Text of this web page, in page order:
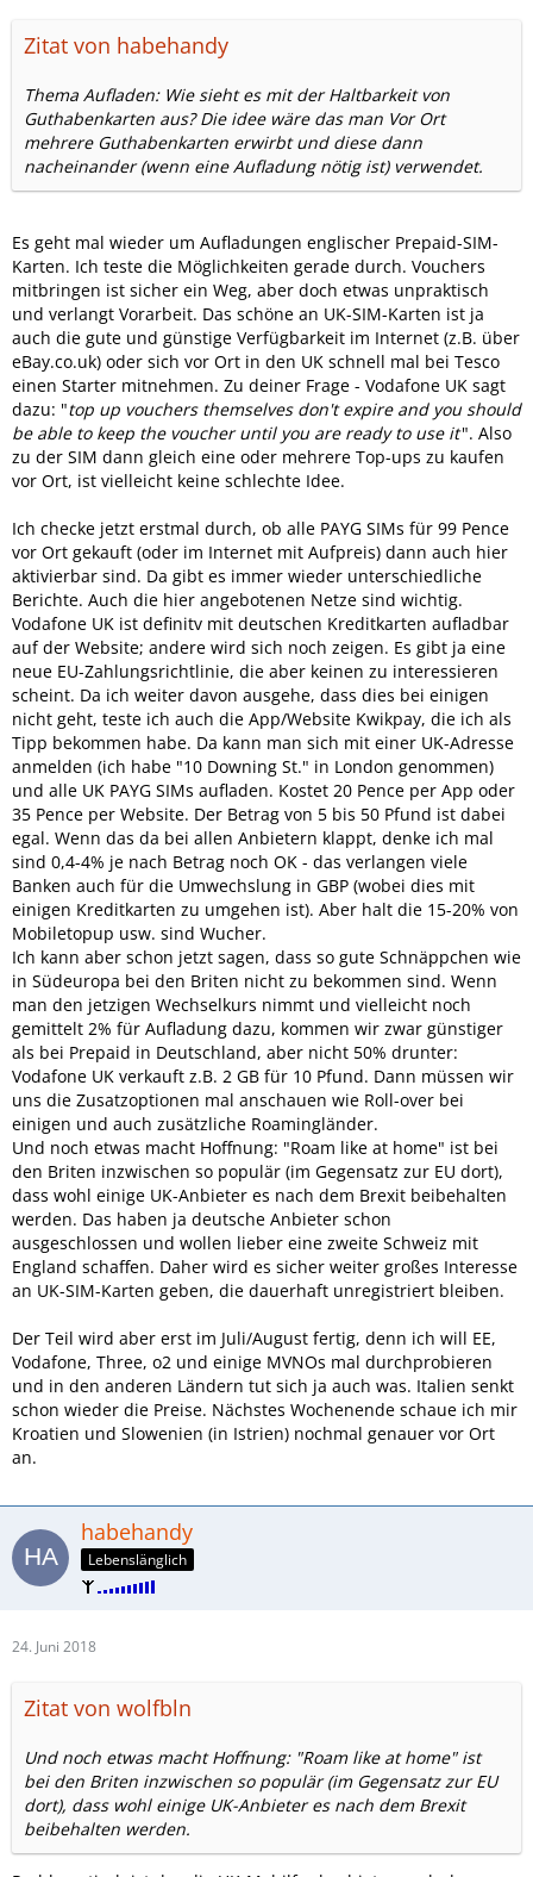
Zitat von habehandy
Thema Aufladen: Wie sieht es mit der Haltbarkeit von
Guthabenkarten aus? Die idee wäre das man Vor Ort
mehrere Guthabenkarten erwirbt und diese dann
nacheinander (wenn eine Aufladung nötig ist) verwendet.
Es geht mal wieder um Aufladungen englischer Prepaid-SIM-
Karten. Ich teste die Möglichkeiten gerade durch. Vouchers
mitbringen ist sicher ein Weg, aber doch etwas unpraktisch
und verlangt Vorarbeit. Das schöne an UK-SIM-Karten ist ja
auch die gute und günstige Verfügbarkeit im Internet (z.B. über
eBay.co.uk) oder sich vor Ort in den UK schnell mal bei Tesco
einen Starter mitnehmen. Zu deiner Frage - Vodafone UK sagt
dazu: "top up vouchers themselves don't expire and you should
be able to keep the voucher until you are ready to use it". Also
zu der SIM dann gleich eine oder mehrere Top-ups zu kaufen
vor Ort, ist vielleicht keine schlechte Idee.
Ich checke jetzt erstmal durch, ob alle PAYG SIMs für 99 Pence
vor Ort gekauft (oder im Internet mit Aufpreis) dann auch hier
aktivierbar sind. Da gibt es immer wieder unterschiedliche
Berichte. Auch die hier angebotenen Netze sind wichtig.
Vodafone UK ist definitv mit deutschen Kreditkarten aufladbar
auf der Website; andere wird sich noch zeigen. Es gibt ja eine
neue EU-Zahlungsrichtlinie, die aber keinen zu interessieren
scheint. Da ich weiter davon ausgehe, dass dies bei einigen
nicht geht, teste ich auch die App/Website Kwikpay, die ich als
Tipp bekommen habe. Da kann man sich mit einer UK-Adresse
anmelden (ich habe "10 Downing St." in London genommen)
und alle UK PAYG SIMs aufladen. Kostet 20 Pence per App oder
35 Pence per Website. Der Betrag von 5 bis 50 Pfund ist dabei
egal. Wenn das da bei allen Anbietern klappt, denke ich mal
sind 0,4-4% je nach Betrag noch OK - das verlangen viele
Banken auch für die Umwechslung in GBP (wobei dies mit
einigen Kreditkarten zu umgehen ist). Aber halt die 15-20% von
Mobiletopup usw. sind Wucher.
Ich kann aber schon jetzt sagen, dass so gute Schnäppchen wie
in Südeuropa bei den Briten nicht zu bekommen sind. Wenn
man den jetzigen Wechselkurs nimmt und vielleicht noch
gemittelt 2% für Aufladung dazu, kommen wir zwar günstiger
als bei Prepaid in Deutschland, aber nicht 50% drunter:
Vodafone UK verkauft z.B. 2 GB für 10 Pfund. Dann müssen wir
uns die Zusatzoptionen mal anschauen wie Roll-over bei
einigen und auch zusätzliche Roamingländer.
Und noch etwas macht Hoffnung: "Roam like at home" ist bei
den Briten inzwischen so populär (im Gegensatz zur EU dort),
dass wohl einige UK-Anbieter es nach dem Brexit beibehalten
werden. Das haben ja deutsche Anbieter schon
ausgeschlossen und wollen lieber eine zweite Schweiz mit
England schaffen. Daher wird es sicher weiter großes Interesse
an UK-SIM-Karten geben, die dauerhaft unregistriert bleiben.
Der Teil wird aber erst im Juli/August fertig, denn ich will EE,
Vodafone, Three, o2 und einige MVNOs mal durchprobieren
und in den anderen Ländern tut sich ja auch was. Italien senkt
schon wieder die Preise. Nächstes Wochenende schaue ich mir
Kroatien und Slowenien (in Istrien) nochmal genauer vor Ort
an.
habehandy
Lebenslänglich
24. Juni 2018
Zitat von wolfbln
Und noch etwas macht Hoffnung: "Roam like at home" ist
bei den Briten inzwischen so populär (im Gegensatz zur EU
dort), dass wohl einige UK-Anbieter es nach dem Brexit
beibehalten werden.